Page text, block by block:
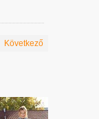
Következő